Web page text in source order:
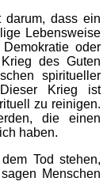
dass ein
Lebensweise
oder
des Guten
spiritueller
Krieg ist
zu reinigen.
die einen
haben.
Tod stehen,
Menschen